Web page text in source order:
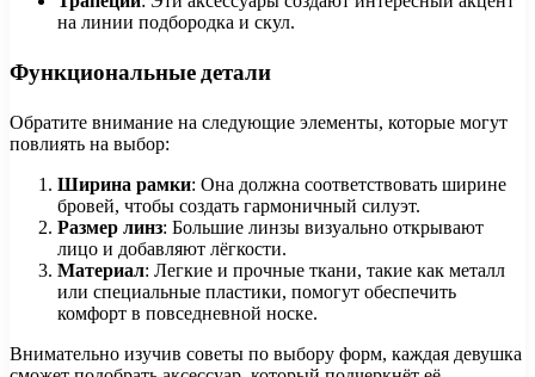
на линии подбородка и скул.
Функциональные детали
Обратите внимание на следующие элементы, которые могут
повлиять на выбор:
Ширина рамки: Она должна соответствовать ширине
бровей, чтобы создать гармоничный силуэт.
Размер линз: Большие линзы визуально открывают
лицо и добавляют лёгкости.
Материал: Легкие и прочные ткани, такие как металл
или специальные пластики, помогут обеспечить
комфорт в повседневной носке.
Внимательно изучив советы по выбору форм, каждая девушка